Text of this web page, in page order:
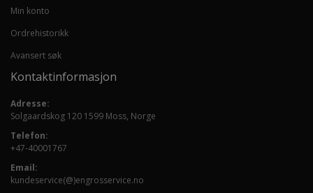
Min konto
Ordrehistorikk
Avansert søk
Kontaktinformasjon
Adresse:
Solgaardskog 120 1599 Moss, Norge
Telefon:
+47-40001767
Email:
kundeservice(@)engrosservice.no